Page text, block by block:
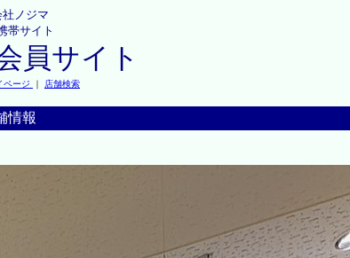
ノジマ
帯サイト
員サイト
ページ ｜ 店舗検索
情報